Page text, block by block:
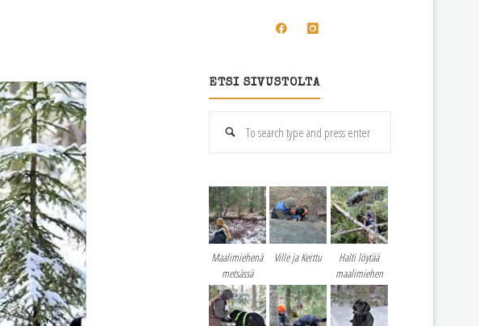
ETSI SIVUSTOLTA
Maalimiehenä
metsässä
Ville ja Kerttu
Halti löytää
maalimiehen